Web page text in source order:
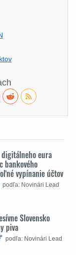
eura
bankového
vypínanie účtov
podľa: Novinári Lead
Slovensko
piva
podľa: Novinári Lead